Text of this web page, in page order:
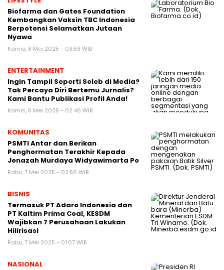
Biofarma dan Gates Foundation
Kembangkan Vaksin TBC Indonesia
Berpotensi Selamatkan Jutaan
Nyawa
Kamis, 8 Mei 2025 - 03:59 WIB
ENTERTAINMENT
Ingin Tampil Seperti Seleb di Media?
Tak Percaya Diri Bertemu Jurnalis?
Kami Bantu Publikasi Profil Anda!
Kamis, 8 Mei 2025 - 02:46 WIB
KOMUNITAS
PSMTI Antar dan Berikan
Penghormatan Terakhir Kepada
Jenazah Murdaya Widyawimarta Po
Rabu, 7 Mei 2025 - 02:56 WIB
BISNIS
Termasuk PT Adaro Indonesia dan
PT Kaltim Prima Coal, KESDM
Wajibkan 7 Perusahaan Lakukan
Hilirisasi
Rabu, 7 Mei 2025 - 01:07 WIB
NASIONAL